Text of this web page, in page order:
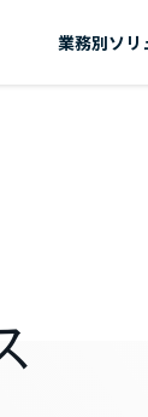
業務別ソ